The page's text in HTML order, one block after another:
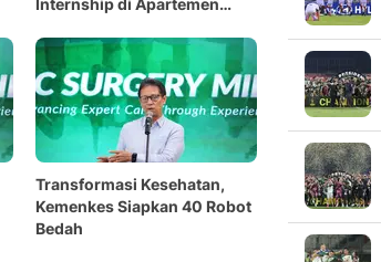
Internship di Apartemen
Transformasi Kesehatan,
Kemenkes Siapkan 40 Robot
Bedah